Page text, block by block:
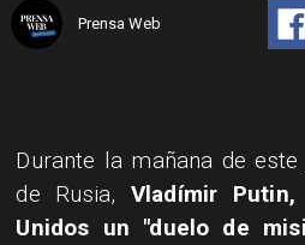
Prensa Web
Durante la mañana de
de Rusia, Vladímir
Unidos un "duelo de